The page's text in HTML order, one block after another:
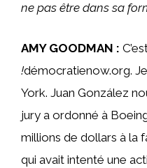
ne pas être dans sa
AMY GOODMAN :
!démocratienow.org.
York. Juan González
jury a ordonné à
millions de dollars à la
qui avait intenté une